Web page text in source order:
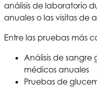
análisis de laboratorio
anuales o las visitas de
Entre las pruebas más
Análisis de
médicos anuales
Pruebas de